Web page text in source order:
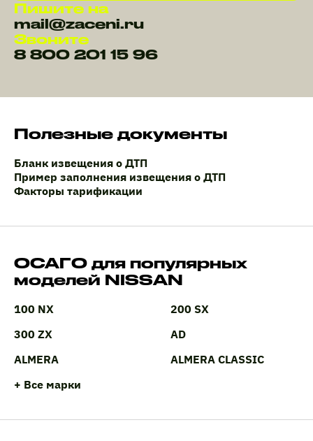
Пишите на
mail@zaceni.ru
Звоните
8 800 201 15 96
Полезные документы
Бланк извещения о ДТП
Пример заполнения извещения о ДТП
Факторы тарификации
ОСАГО для популярных
моделей NISSAN
100 NX
200 SX
300 ZX
AD
ALMERA
ALMERA CLASSIC
+ Все марки